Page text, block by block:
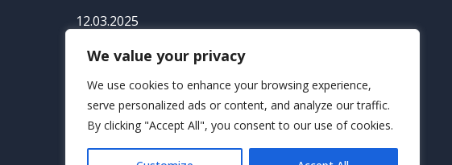
We value your privacy
We use cookies to enhance your browsing experience,
serve personalized ads or content, and analyze our traffic.
By clicking "Accept All", you consent to our use of cookies.
12.03.2025
во избежание судебных споров
12.03.2025